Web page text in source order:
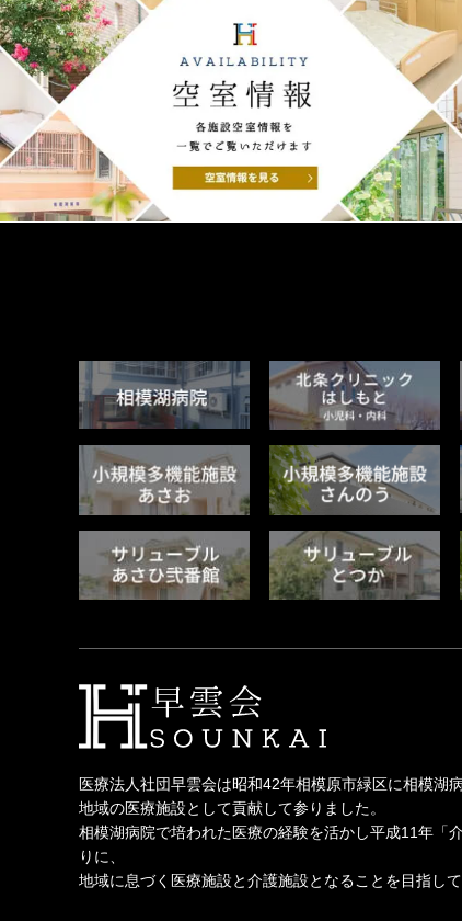
医療法人社団早雲会は昭和42年相模原市緑区に相模湖
地域の医療施設として貢献して参りました。
相模湖病院で培われた医療の経験を活かし平成11年「
りに、
地域に息づく医療施設と介護施設となることを目指して